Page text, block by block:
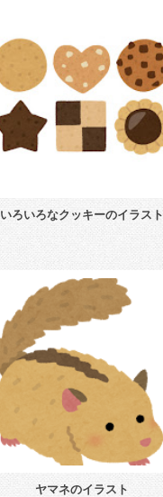
いろいろなクッキーのイラスト
ヤマネのイラスト